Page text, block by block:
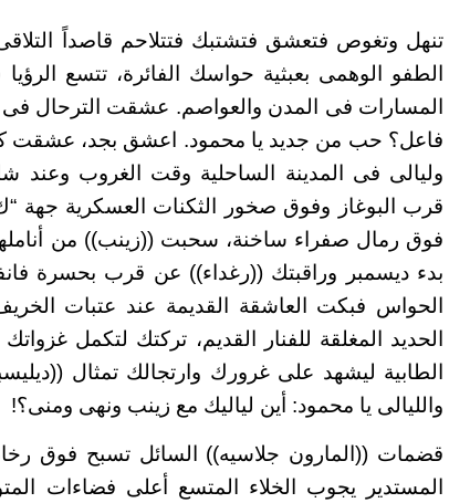
تنهل وتغوص فتعشق فتشتبك فتتلاحم قاصداً
الطفو الوهمى بعبثية حواسك الفائرة، تتسع
المسارات فى المدن والعواصم. عشقت الترحال
فاعل؟ حب من جديد يا محمود. اعشق بجد، عشقت
وليالى فى المدينة الساحلية وقت الغروب وعند
فوق رمال صفراء ساخنة، سحبت ((زينب)) من
بدء ديسمبر وراقبتك ((رغداء)) عن قرب بحسرة
الحواس فبكت العاشقة القديمة عند عتبات
الحديد المغلقة للفنار القديم، تركتك لتكمل
الطابية ليشهد على غرورك وارتجالك تمثال
والليالى يا محمود: أين لياليك مع زينب ونهى ومنى؟!
قضمات ((المارون جلاسيه)) السائل تسبح فوق
المستدير يجوب الخلاء المتسع أعلى فضاءات